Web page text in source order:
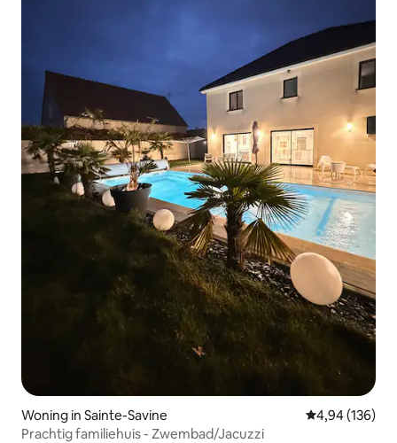
Woning in Sainte-Savine Gemiddelde
4,94 (136)
Prachtig familiehuis - Zwembad/Jacuzzi